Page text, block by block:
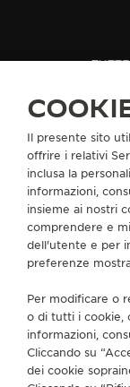
INFORMAZIONI
SERVIZI
CONTATTI
Il presente sito
offrire i relativi
inclusa la
informazioni,
insieme ai nostri
comprendere e
dell'utente e per
preferenze
Per modificare o
o di tutti i cookie,
informazioni,
Cliccando su
dei cookie